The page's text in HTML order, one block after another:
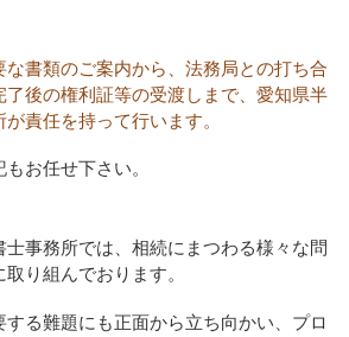
書類のご案内から、法務局との打ち合
了後の権利証等の受渡しまで、愛知県半
責任を持って行います。
お任せ下さい。
事務所では、相続にまつわる様々な問
り組んでおります。
する難題にも正面から立ち向かい、プロ